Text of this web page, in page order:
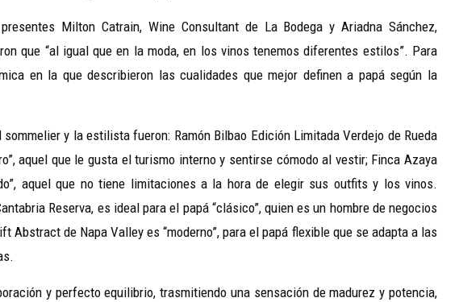
Milton Catrain, Wine Consultant de La Bodega y Ariadna Sánchez,
que “al igual que en la moda, en los vinos tenemos diferentes estilos”. Para
en la que describieron las cualidades que mejor definen a papá según la
y la estilista fueron: Ramón Bilbao Edición Limitada Verdejo de Rueda
aquel que le gusta el turismo interno y sentirse cómodo al vestir; Finca Azaya
aquel que no tiene limitaciones a la hora de elegir sus outfits y los vinos.
Reserva, es ideal para el papá “clásico”, quien es un hombre de negocios
Abstract de Napa Valley es “moderno”, para el papá flexible que se adapta a las
y perfecto equilibrio, trasmitiendo una sensación de madurez y potencia,